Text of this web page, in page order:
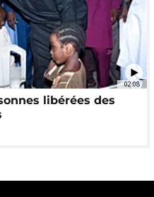
02:08
libérées des